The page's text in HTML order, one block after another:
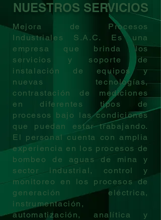
NUESTROS SERVICIOS
Mejora de Procesos
Industriales S.A.C. Es una
empresa que brinda los
servicios y soporte de
instalación de equipos y
nuevas tecnologías,
contrastación de mediciones
en diferentes tipos de
procesos bajo las condiciones
que puedan estar trabajando.
El personal cuenta con amplia
experiencia en los procesos de
bombeo de aguas de mina y
sector industrial, control y
monitoreo en los procesos de
generación eléctrica,
instrumentación,
automatización, analítica y